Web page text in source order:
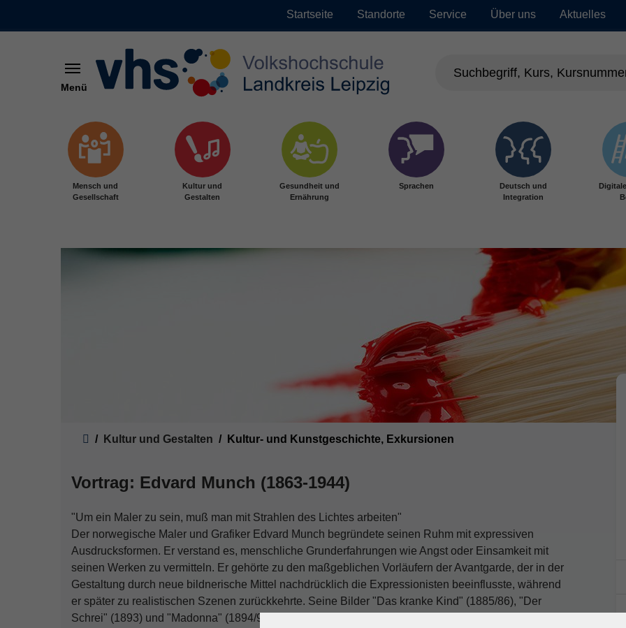
Startseite Standorte Service Über uns Aktuelles
Menü
Mensch und
Gesellschaft
Kultur und
Gestalten
Gesundheit und
Ernährung
Sprachen
Deutsch und
Integration
Kultur und Gestalten Kultur- und Kunstgeschichte, Exkursionen
Vortrag: Edvard Munch (1863-1944)
"Um ein Maler zu sein, muß man mit Strahlen des Lichtes arbeiten"
Der norwegische Maler und Grafiker Edvard Munch begründete seinen Ruhm mit expressiven
Ausdrucksformen. Er verstand es, menschliche Grunderfahrungen wie Angst oder Einsamkeit mit
seinen Werken zu vermitteln. Er gehörte zu den maßgeblichen Vorläufern der Avantgarde, der in der
Gestaltung durch neue bildnerische Mittel nachdrücklich die Expressionisten beeinflusste, während
er später zu realistischen Szenen zurückkehrte. Seine Bilder "Das kranke Kind" (1885/86), "Der
Schrei" (1893) und "Madonna" (1894/95) zählen zu den bekanntesten Werken der Kunstgeschichte.